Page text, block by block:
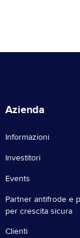
Azienda
Informazioni
Investitori
Events
Partner antifrode e
per crescita sicura
Clienti